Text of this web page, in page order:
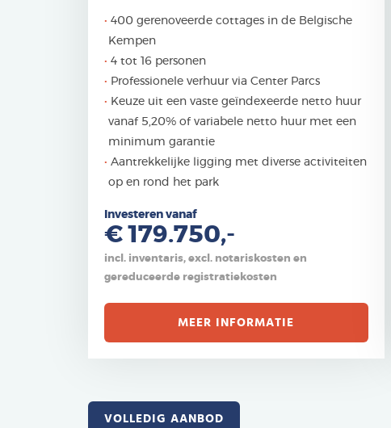
400 gerenoveerde cottages in de Belgische
Kempen
4 tot 16 personen
Professionele verhuur via Center Parcs
Keuze uit een vaste geïndexeerde netto huur
vanaf 5,20% of variabele netto huur met een
minimum garantie
Aantrekkelijke ligging met diverse activiteiten
op en rond het park
Investeren vanaf
€ 179.750,-
incl. inventaris, excl. notariskosten en
gereduceerde registratiekosten
MEER INFORMATIE
VOLLEDIG AANBOD